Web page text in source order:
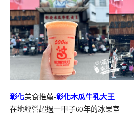
彰化美食推薦-彰化木瓜牛乳大王
在地經營超過一甲子60年的冰果室